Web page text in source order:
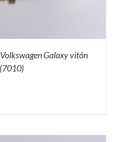
Galaxy vitón
(7010)